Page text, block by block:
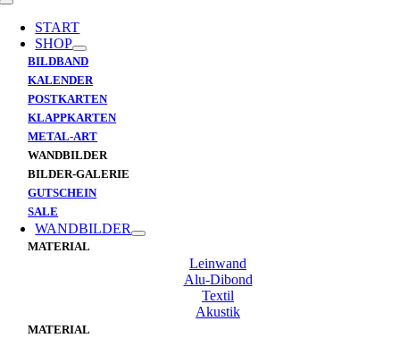
Toggle
NavigationSTART
SHOP
BILDBAND
KALENDER
POSTKARTEN
KLAPPKARTEN
METAL-ART
WANDBILDER
BILDER-GALERIE
GUTSCHEIN
SALE
WANDBILDER
MATERIAL
Leinwand
Alu-Dibond
Textil
Akustik
MATERIAL